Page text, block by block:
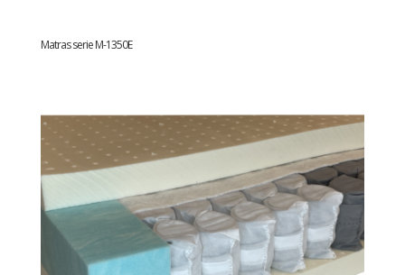
Matras serie M-1350E